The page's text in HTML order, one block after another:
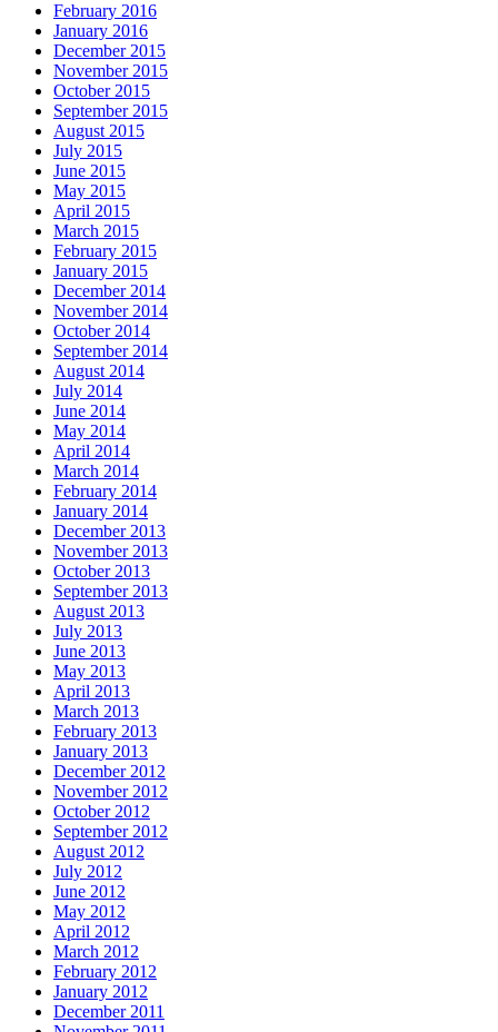
February 2016
January 2016
December 2015
November 2015
October 2015
September 2015
August 2015
July 2015
June 2015
May 2015
April 2015
March 2015
February 2015
January 2015
December 2014
November 2014
October 2014
September 2014
August 2014
July 2014
June 2014
May 2014
April 2014
March 2014
February 2014
January 2014
December 2013
November 2013
October 2013
September 2013
August 2013
July 2013
June 2013
May 2013
April 2013
March 2013
February 2013
January 2013
December 2012
November 2012
October 2012
September 2012
August 2012
July 2012
June 2012
May 2012
April 2012
March 2012
February 2012
January 2012
December 2011